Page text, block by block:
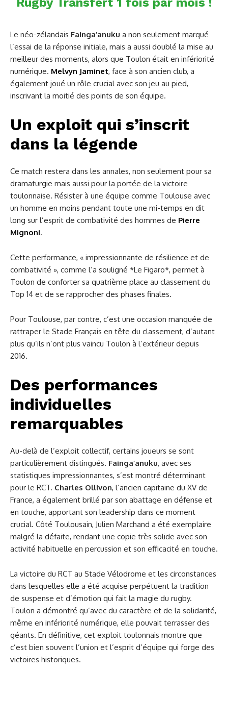
Le néo-zélandais Fainga’anuku a non seulement marqué
l’essai de la réponse initiale, mais a aussi doublé la mise au
meilleur des moments, alors que Toulon était en infériorité
numérique. Melvyn Jaminet, face à son ancien club, a
également joué un rôle crucial avec son jeu au pied,
inscrivant la moitié des points de son équipe.
Un exploit qui s’inscrit
dans la légende
Ce match restera dans les annales, non seulement pour sa
dramaturgie mais aussi pour la portée de la victoire
toulonnaise. Résister à une équipe comme Toulouse avec
un homme en moins pendant toute une mi-temps en dit
long sur l’esprit de combativité des hommes de Pierre
Mignoni.
Cette performance, « impressionnante de résilience et de
combativité », comme l’a souligné *Le Figaro*, permet à
Toulon de conforter sa quatrième place au classement du
Top 14 et de se rapprocher des phases finales.
Pour Toulouse, par contre, c’est une occasion manquée de
rattraper le Stade Français en tête du classement, d’autant
plus qu’ils n’ont plus vaincu Toulon à l’extérieur depuis
2016.
Des performances
individuelles
remarquables
Au-delà de l’exploit collectif, certains joueurs se sont
particulièrement distingués. Fainga’anuku, avec ses
statistiques impressionnantes, s’est montré déterminant
pour le RCT. Charles Ollivon, l’ancien capitaine du XV de
France, a également brillé par son abattage en défense et
en touche, apportant son leadership dans ce moment
crucial. Côté Toulousain, Julien Marchand a été exemplaire
malgré la défaite, rendant une copie très solide avec son
activité habituelle en percussion et son efficacité en touche.
La victoire du RCT au Stade Vélodrome et les circonstances
dans lesquelles elle a été acquise perpétuent la tradition
de suspense et d’émotion qui fait la magie du rugby.
Toulon a démontré qu’avec du caractère et de la solidarité,
même en infériorité numérique, elle pouvait terrasser des
géants. En définitive, cet exploit toulonnais montre que
c’est bien souvent l’union et l’esprit d’équipe qui forge des
victoires historiques.